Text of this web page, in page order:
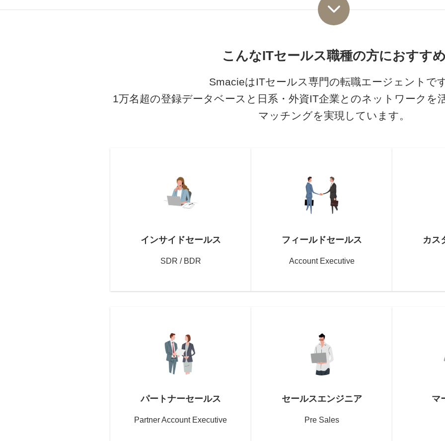
こんなITセールス職種の方におすす
SmacieはITセールス専門の転職エージェントで
1万名超の登録データベースと日系・外資IT企業とのネットワークを
マッチングを実現しています。
インサイドセールス
SDR / BDR
フィールドセールス
Account Executive
カス
パートナーセールス
Partner Account Executive
セールスエンジニア
Pre Sales
マ